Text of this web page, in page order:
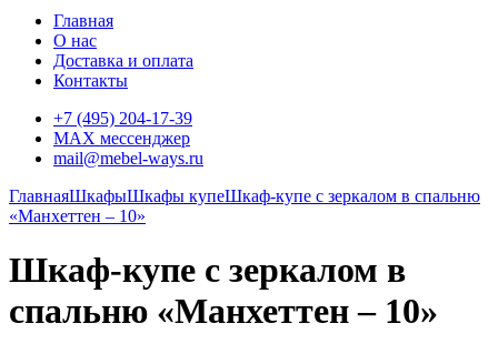
Главная
О нас
Доставка и оплата
Контакты
+7 (495) 204-17-39
MAX мессенджер
mail@mebel-ways.ru
ГлавнаяШкафыШкафы купеШкаф-купе с зеркалом в спальню
«Манхеттен – 10»
Шкаф-купе с зеркалом в
спальню «Манхеттен – 10»